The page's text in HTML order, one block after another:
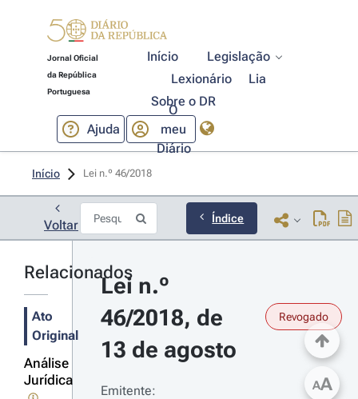
Jornal Oficial
da República
Portuguesa
Início
Legislação
Lexionário
Lia
Sobre o DR
Ajuda
O
meu
Diário
Início Lei n.º 46/2018
Voltar Índice
Relacionados
Ato
Original
Análise
Jurídica
Lei n.º
46/2018, de
13 de agosto
Revogado
Emitente:
AA